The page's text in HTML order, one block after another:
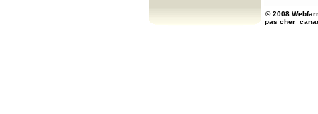
© 2008
pas cher